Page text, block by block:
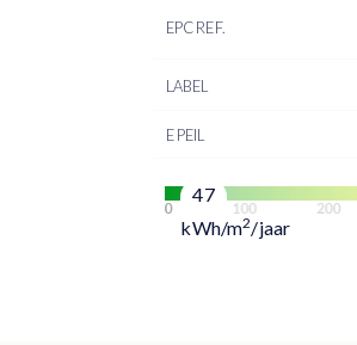
EPC REF.
LABEL
E PEIL
47
kWh/m2/jaar